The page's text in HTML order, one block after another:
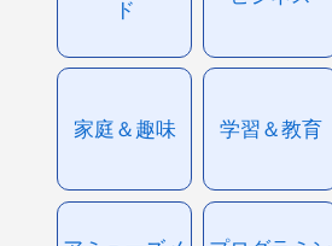
ド
家庭＆趣味 学習＆教育